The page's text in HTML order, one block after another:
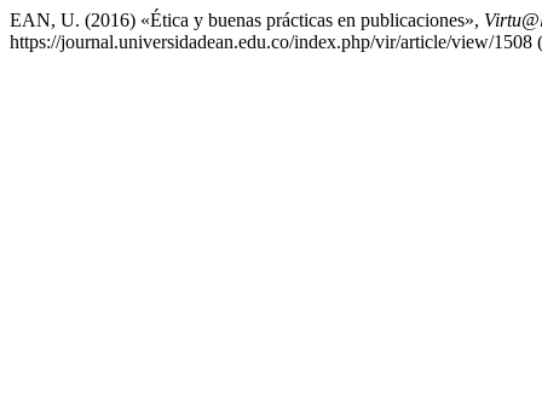
EAN, U. (2016) «Ética y buenas prácticas en publicaciones»,
https://journal.universidadean.edu.co/index.php/vir/article/view/1508